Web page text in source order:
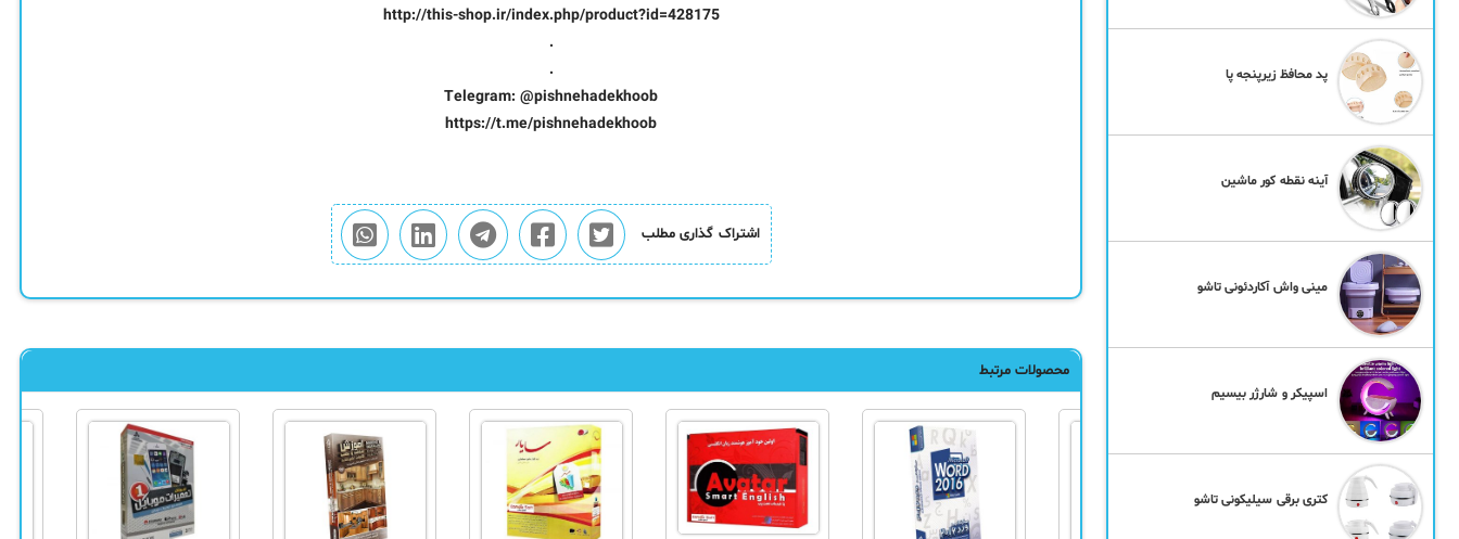
http://this-shop.ir/index.php/product?id=428175
.
.
Telegram: @pishnehadekhoob
https://t.me/pishnehadekhoob
اشتراک گذاری مطلب
محصولات مرتبط
پد محافظ زیرپنجه پا
آینه نقطه کور ماشین
مینی واش آکاردئونی تاشو
اسپیکر و شارژر بیسیم
کتری برقی سیلیکونی تاشو